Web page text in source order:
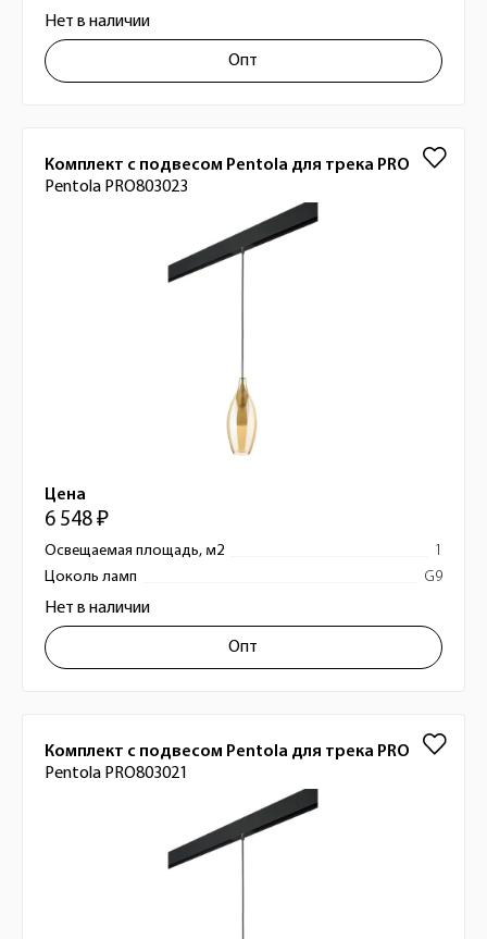
Нет в наличии
Опт
Комплект с подвесом Pentola для трека PRO
Pentola PRO803023
Цена
6 548 ₽
Освещаемая площадь, м2
1
Цоколь ламп
G9
Нет в наличии
Опт
Комплект с подвесом Pentola для трека PRO
Pentola PRO803021